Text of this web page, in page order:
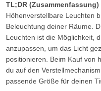
TL;DR (Zusammenfassung)
Höhenverstellbare Leuchten
Beleuchtung deiner Räume.
Leuchten ist die Möglichkeit,
anzupassen, um das Licht
positionieren. Beim Kauf von
du auf den
passende Größe für deinen